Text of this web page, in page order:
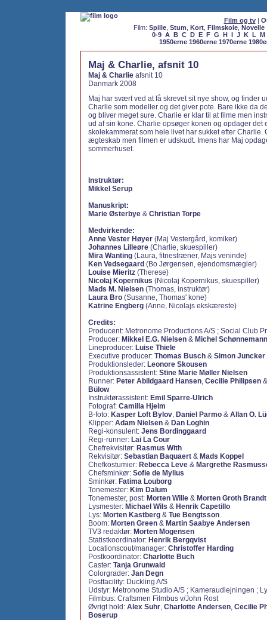
Film og tv|
Film: Spille, Stum Kort, Filmskole, Novelle
0-9 A B C D E F G H I J K L M
1950erne 1960erne 1970erne
Maj & Charlie, afsnit 10
Maj & Charlie afsnit 10
Danmark 2008
Maj har svært ved at få skrevet sit nye show, og finder
Charlie som modeller og det giver pote. Bare ikke da
og bliver meget sure. Charlie er klar til at filme men
ud af sin kone. Charlie opsøger konen og opdager det
skolekammerat som hele livet har sukket efter Charlie.
ægteskab men filmen er udskudt. Imens har Maj
sommerhuset.
Instruktør:
Mikkel Serup
Manuskript:
Marie Østerbye & Christian Torpe
Medvirkende:
Anne Vester Høyer (Maj Vestergård, komiker)
Johannes Lilleøre (Charlie, skuespiller)
Mira Wanting (Laura, fitnestræner, Majs veninde)
Ken Vedsegaard (Bo Jørgensen, ejendomsmægler)
Louise Mieritz (Therese)
Nicolaj Kopernikus (Nicolaj Kopernikus, skuespiller)
Mads M. Nielsen (Thomas, instruktør)
Laura Bro (Susanne, Thomas' kone)
Katrine Engberg (Anne, Nicolajs ekskæreste)
Credits:
Producent: Metronome Productions A/S ; Social Club
Producer: Mikkel E.G. Nielsen & Michel Schønnemann
Lineproducer: Luise Thiele
Executive producer: Thomas Busch & Simon Juncker
Produktionsleder: Leonore Skousen
Produktionsassistent: Stine Marie Møller Nielsen
Runner: Peter Abildgaard Hansen, Cecilie Philipsen
Bülow
Instruktørassistent: Emil Sparre-Ulrich
Fotograf: Camilla Hjelm
B-foto: Kasper Loft Bylov, Daniel Parmo & Allan O.
Klipper: Adam Nielsen & Dan Loghin
Regi-konsulent: Jens Bordinggaard
Regi-runner: Lai La Cour
Chefrekvisitør: Rasmus With
Rekvisitør: Sebastian Baquaert & Mads Koppel
Chefkostumier: Rebecca Leve & Margrethe
Chefsminkør: Sofie de Mylius
Sminkør: Fatima Louborg
Tonemester: Kim Dalum
Tonemester, post: Morten Wille & Morten Groth Brandt
Lysmester: Michael Wils & Henrik Capetillo
Lys: Morten Kastberg & Tue Bengtsson
Boom: Morten Green & Martin Saabye Andersen
TV3 redaktør: Morten Mogensen
Statistkoordinator: Henrik Bergqvist
Locationscout/manager: Christoffer Harding
Postkoordinator: Charlotte Buch
Caster: Tanja Grunwald
Colorgrader: Jan Degn
Postfacility: Duckling A/S
Udstyr: Metronome Studio A/S ; Kameraudlejningen ;
Filmbus: Craftsmen Filmbus v/John Rost
Øvrigt hold: Alex Suhr, Charlotte Andersen, Cecilie
Boserup